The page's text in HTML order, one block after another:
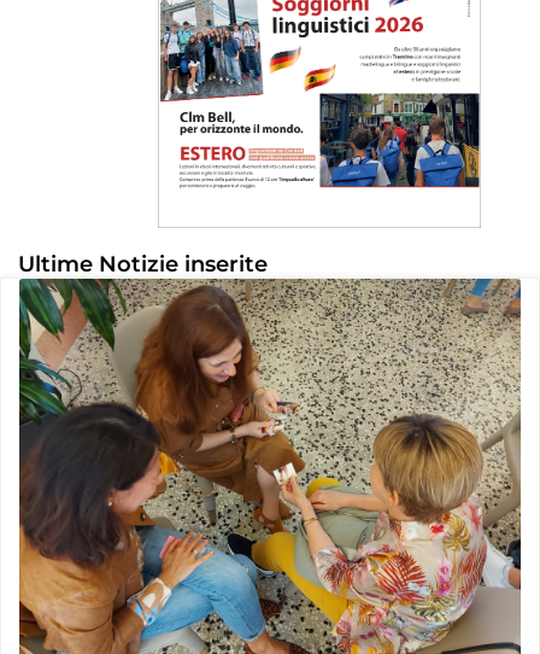
Ultime Notizie inserite